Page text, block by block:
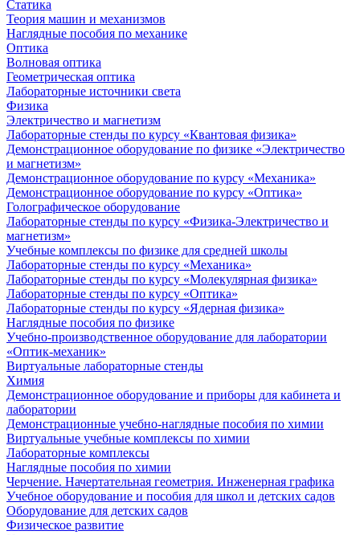
Статика
Теория машин и механизмов
Наглядные пособия по механике
Оптика
Волновая оптика
Геометрическая оптика
Лабораторные источники света
Физика
Электричество и магнетизм
Лабораторные стенды по курсу «Квантовая физика»
Демонстрационное оборудование по физике «Электричество
и магнетизм»
Демонстрационное оборудование по курсу «Механика»
Демонстрационное оборудование по курсу «Оптика»
Голографическое оборудование
Лабораторные стенды по курсу «Физика-Электричество и
магнетизм»
Учебные комплексы по физике для средней школы
Лабораторные стенды по курсу «Механика»
Лабораторные стенды по курсу «Молекулярная физика»
Лабораторные стенды по курсу «Оптика»
Лабораторные стенды по курсу «Ядерная физика»
Наглядные пособия по физике
Учебно-производственное оборудование для лаборатории
«Оптик-механик»
Виртуальные лабораторные стенды
Химия
Демонстрационное оборудование и приборы для кабинета и
лаборатории
Демонстрационные учебно-наглядные пособия по химии
Виртуальные учебные комплексы по химии
Лабораторные комплексы
Наглядные пособия по химии
Черчение. Начертательная геометрия. Инженерная графика
Учебное оборудование и пособия для школ и детских садов
Оборудование для детских садов
Физическое развитие